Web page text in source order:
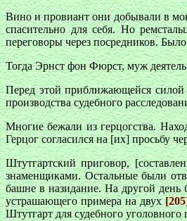
Вино и провиант они добывали в
спасительно для себя. Но
переговоры через посредников.
Тогда Эрнст фон Фюрст, муж
Перед этой приближающейся силой
производства судебного
Многие бежали из герцогства.
Герцог согласился на [их] просьбу
Штутгартский приговор,
знаменщиками. Остальные были
башне в назидание. На другой
устрашающего примера на двух
Штутгарт для судебного